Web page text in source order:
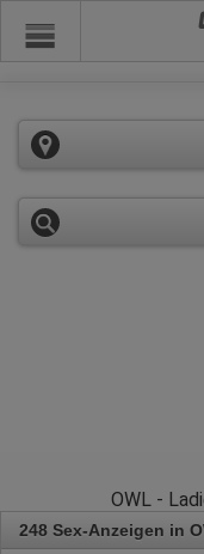
OWL -
248 Sex-Anzeigen in